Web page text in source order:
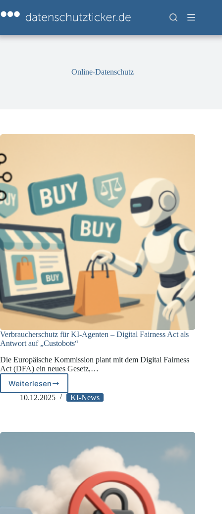
Inhalt
springen
Online-Datenschutz
Verbraucherschutz für KI-Agenten – Digital Fairness Act als
Antwort auf „Custobots“
Die Europäische Kommission plant mit dem Digital Fairness
Act (DFA) ein neues Gesetz,…
WeiterlesenVerbraucherschutz
für
Digital
Antwort
„Custobots“
10.12.2025 KI-News